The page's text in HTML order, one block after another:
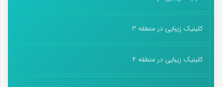
کلینیک زیبایی در منطقه 3
کلینیک زیبایی در منطقه 4